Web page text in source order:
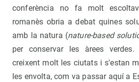
conferència no fa molt
romanès obria a debat quines
amb la natura (nature-based
per conservar les àrees
creixent molt les ciutats i s'estan
les envolta, com va passar aquí a